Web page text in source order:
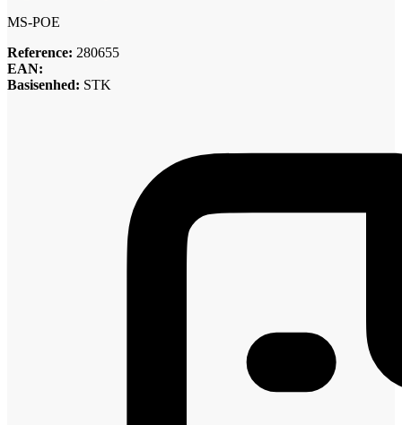
MS-POE
Reference: 280655
EAN:
Basisenhed: STK